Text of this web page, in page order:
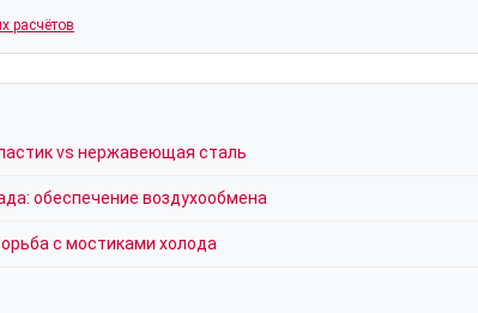
расчётов
vs нержавеющая сталь
обеспечение воздухообмена
с мостиками холода